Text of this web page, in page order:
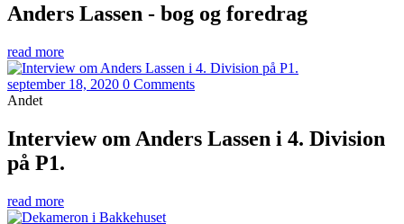
Anders Lassen - bog og foredrag
read more
september 18, 2020 0 Comments
Andet
Interview om Anders Lassen i 4. Division
på P1.
read more